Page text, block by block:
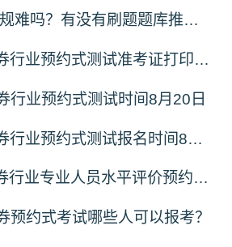
26证券从业法规难吗？有没有刷题题库推荐？
2026年8月证券行业预约式测试准考证打印时间8月18日15时
行业预约式测试时间8月20日
2026年8月证券行业预约式测试报名时间8月6日-13日
2026年8月证券行业专业人员水平评价预约测试公告发布（8月6日-13日报名）
预约式考试哪些人可以报考？